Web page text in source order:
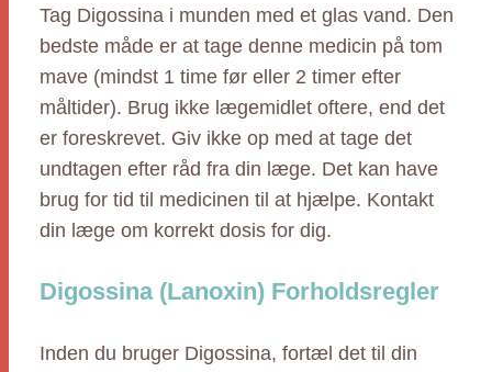
Tag Digossina i munden med et glas vand. Den
bedste måde er at tage denne medicin på tom
mave (mindst 1 time før eller 2 timer efter
måltider). Brug ikke lægemidlet oftere, end det
er foreskrevet. Giv ikke op med at tage det
undtagen efter råd fra din læge. Det kan have
brug for tid til medicinen til at hjælpe. Kontakt
din læge om korrekt dosis for dig.
Digossina (Lanoxin) Forholdsregler
Inden du bruger Digossina, fortæl det til din